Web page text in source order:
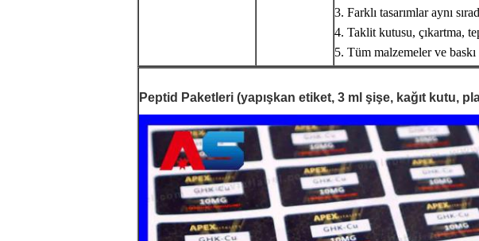
3. Farklı tasarımlar aynı
4. Taklit kutusu, çıkartma,
5. Tüm malzemeler ve
Peptid Paketleri (yapışkan etiket, 3 ml şişe, kağıt kutu,